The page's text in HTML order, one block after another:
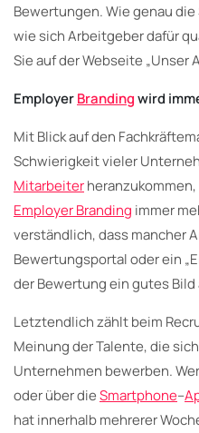
Bewertungen. Wie genau
wie sich Arbeitgeber dafür
Sie auf der Webseite „Unser
EmployerBrandingwird
Mit Blick auf den
Schwierigkeit vieler
Mitarbeiter
Employer Branding immer
verständlich, dass mancher
Bewertungsportal oder ein
der Bewertung ein gutes
Letztendlich zählt beim
Meinung der Talente, die
Unternehmen bewerben.
oder über dieSmartphone–
hat innerhalb mehrerer